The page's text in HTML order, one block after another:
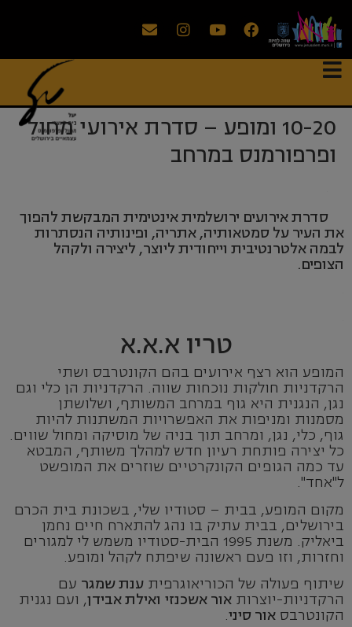
10-20 ומופע – סדרת אירועי מחול
ופרפורמנס במרחב
סדרת אירועים ירושלמית אינטימית המבקשת להפוך
את העיר על סמטאותיה, אתריה, ופינותיה הנסתרות
לבמה אלטרנטיבית וייחודית ליוצר, ליצירה ולקהל
הצופים.
טריו א.א.א
המופע הוא רצף אירועים בהם הקונטרבס ושתי
הרקדניות חולקות נוכחות שווה. הרקדניות הן כלי וגם
נגן, הנגנית היא גוף במרחב המשותף, ושלושתן
מסמנות ומניפות את האפשרויות המשתנות להיות
גוף, כלי, נגן, ומרחב תוך בניה של מוסיקה ומחול שווים.
כל יצירה פותחת רעיון חדש למהלך משותף, המבטא
עד כמה הגופים הקונקרטיים שוזרים את המופשט
ל"אחד".
מקום המופע, בבית – סטודיו שלי, בשכונת בית הכרם
בירושלים, בבית עתיק בו נהג להתארח חיים נחמן
ביאליק. משנת 1995 הבית-סטודיו משמש לי למגורים
וחזרות, וזו פעם ראשונה שיפתח לקהל ומופע.
שיתוף פעולה של הכוריאוגרפית ענת שמגר עם
הרקדניות-יוצרות אור אשכנזי ואילת אבידן, ועם נגנית
הקונטרבס אור סיני.